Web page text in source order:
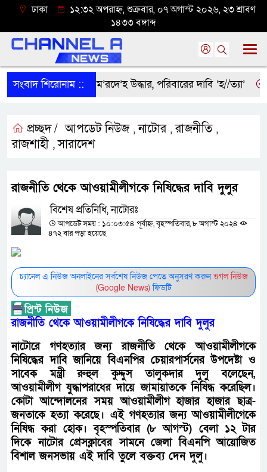
ঢাকা
১২:৩২ অপরাহ্ন, শুক্রবার, ০৭ অগাস্ট ২০২৬, ২৩ শ্রাবণ
১৪৩৩ বঙ্গাব্দ
সংবাদ শিরোনাম ::
শ্রীবরদীতে বৃদ্ধের ম’রদে’হ উদ্ধার, পরিবারের দাবি ‘হ//ত্যা’
প্রচ্ছদ / আপডেট নিউজ ,নাটোর ,রাজনীতি ,
রাজশাহী ,সারাদেশ
রাজনীতি থেকে আওয়ামীলীগকে নিষিদ্ধের দাবি দুলুর
বিশেষ প্রতিনিধি, নাটোরঃ
আপডেট সময় : ১০:০৩:৫৪ পূর্বাহ্ন, বৃহস্পতিবার, ৮ অগাস্ট ২০২৪
৪৭২ বার পড়া হয়েছে
চ্যানেল এ নিউজ অনলাইনের সর্বশেষ নিউজ পেতে অনুসরণ করুনগুগল নিউজ
(Google News)ফিডটি
রাজনীতি থেকে আওয়ামীলীগকে নিষিদ্ধের দাবি দুলুর
নাটোরে গণহত্যার জন্য রাজনীতি থেকে আওয়ামীলীগকে
নিষিদ্ধের দাবি জানিয়ে বিএনপির চেয়ারপার্সনের উপদেষ্টা ও
সাবেক মন্ত্রী রুহুল কুদ্দুস তালুকদার দুলু বলেছেন,
আওয়ামীলীগ যুদ্ধাপরাধের দায়ে জামায়াতকে নিষিদ্ধ করেছিল।
কোটা আন্দোলনের সময় আওয়ামীলীগ হাজার হাজার ছাত্র-
জনতাকে হত্যা করেছে। এই গণহত্যার জন্য আওয়ামীলীগেকে
নিষিদ্ধ করা হোক। বৃহস্পতিবার (৮ আগস্ট) বেলা ১২ টার
দিকে নাটোর প্রেসক্লাবের সামনে জেলা বিএনপি আয়োজিত
বিশাল জনসভায় এই দাবি তুলে বক্তব্য দেন দুলু।